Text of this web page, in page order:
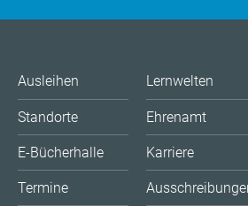
Ausleihen
Standorte
E-Bücherhalle
Termine
Lernwelten
Ehrenamt
Karriere